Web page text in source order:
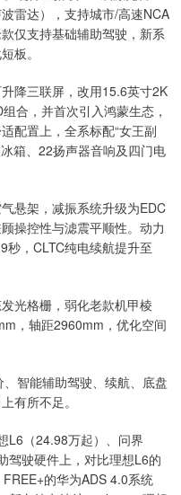
雷达），支持城市/高速NCA
仅支持基础辅助驾驶，新系
板。
降三联屏，改用15.6英寸2K
合，并首次引入鸿蒙生态，
配置上，全系标配“女王副
箱、22扬声器音响及四门电
悬架，减振系统升级为EDC
操控性与滤震平顺性。动力
，CLTC纯电续航提升至
光格栅，弱化老款机甲棱
，轴距2960mm，优化空间
智能辅助驾驶、续航、底盘
有所不足。
L6（24.98万起）、问界
驾驶硬件上，对比理想L6的
的华为ADS 4.0系统